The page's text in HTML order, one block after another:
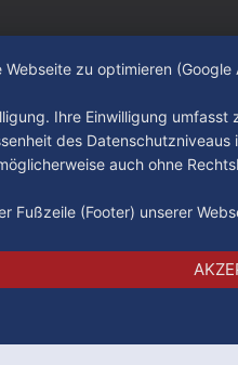
Impressum
zu optimieren
Ihre Einwilligung
des
auch ohne
Fußzeile (Footer) unserer